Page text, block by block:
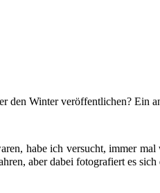
den Winter veröffentlichen? Ein
habe ich versucht, immer
aber dabei fotografiert es